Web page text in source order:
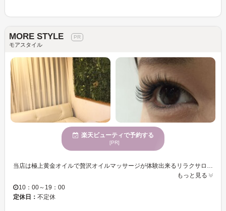
MORE STYLE
モアスタイル
楽天ビューティで予約する
[PR]
もっと見る
10：00～19：00
定休日： 不定休